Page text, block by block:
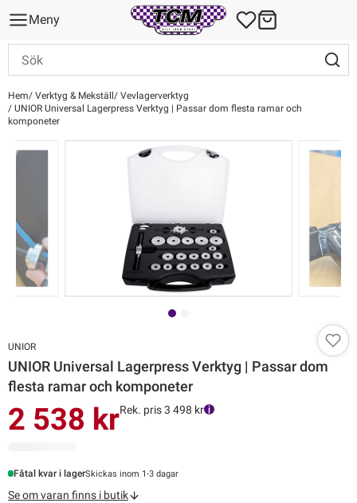
Meny
Hem Verktyg & Mekställ
Vevlagerverktyg
UNIOR Universal Lagerpress Verktyg | Passar dom flesta ramar och
komponeter
UNIOR
UNIOR Universal Lagerpress Verktyg | Passar dom
flesta ramar och komponeter
2 538 krRek. pris 3 498 kr
Fåtal kvar i lagerSkickas inom 1-3 dagar
Se om varan finns i butik